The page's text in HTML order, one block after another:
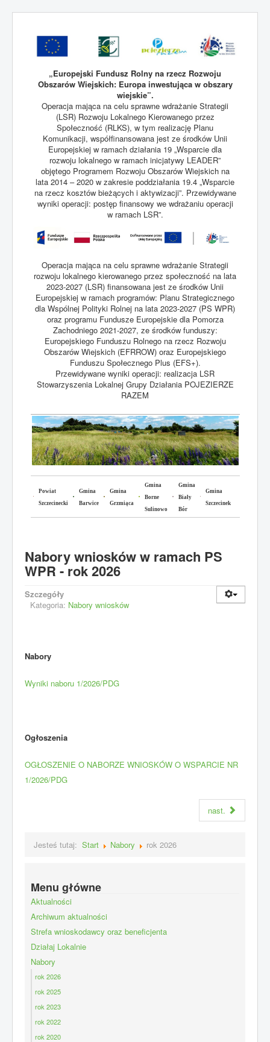
„Europejski Fundusz Rolny na rzecz Rozwoju
Obszarów Wiejskich: Europa inwestująca w obszary
wiejskie”.
Operacja mająca na celu sprawne wdrażanie Strategii
(LSR) Rozwoju Lokalnego Kierowanego przez
Społeczność (RLKS), w tym realizację Planu
Komunikacji, współfinansowana jest ze środków Unii
Europejskiej w ramach działania 19 „Wsparcie dla
rozwoju lokalnego w ramach inicjatywy LEADER”
objętego Programem Rozwoju Obszarów Wiejskich na
lata 2014 – 2020 w zakresie poddziałania 19.4 „Wsparcie
na rzecz kosztów bieżących i aktywizacji”. Przewidywane
wyniki operacji: postęp finansowy we wdrażaniu operacji
w ramach LSR”.
Operacja mająca na celu sprawne wdrażanie Strategii
rozwoju lokalnego kierowanego przez społeczność na lata
2023-2027 (LSR) finansowana jest ze środków Unii
Europejskiej w ramach programów: Planu Strategicznego
dla Wspólnej Polityki Rolnej na lata 2023-2027 (PS WPR)
oraz programu Fundusze Europejskie dla Pomorza
Zachodniego 2021-2027, ze środków funduszy:
Europejskiego Funduszu Rolnego na rzecz Rozwoju
Obszarów Wiejskich (EFRROW) oraz Europejskiego
Funduszu Społecznego Plus (EFS+).
Przewidywane wyniki operacji: realizacja LSR
Stowarzyszenia Lokalnej Grupy Działania POJEZIERZE
RAZEM
Powiat
Szczecinecki
Gmina
Barwice
Gmina
Grzmiąca
Gmina
Borne
Sulinowo
Gmina
Biały
Bór
Gmina
Szczecinek
Nabory wniosków w ramach PS
WPR - rok 2026
Szczegóły
Kategoria: Nabory wniosków
Nabory
Wyniki naboru 1/2026/PDG
Ogłoszenia
OGŁOSZENIE O NABORZE WNIOSKÓW O WSPARCIE NR
1/2026/PDG
nast.
Jesteś tutaj: Start Nabory rok 2026
Menu główne
Aktualności
Archiwum aktualności
Strefa wnioskodawcy oraz beneficjenta
Działaj Lokalnie
Nabory
rok 2026
rok 2025
rok 2023
rok 2022
rok 2020